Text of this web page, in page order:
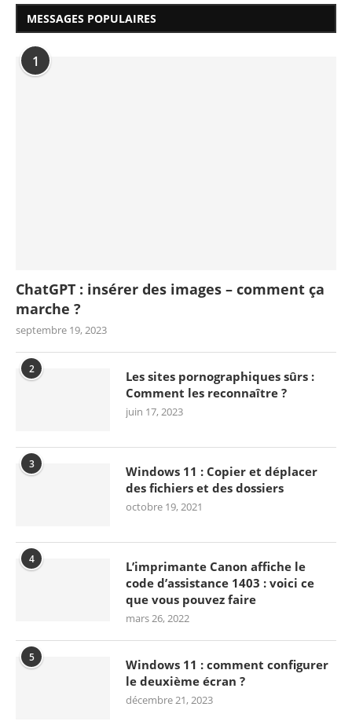
MESSAGES POPULAIRES
1
ChatGPT : insérer des images – comment ça
marche ?
septembre 19, 2023
2
Les sites pornographiques sûrs :
Comment les reconnaître ?
juin 17, 2023
3
Windows 11 : Copier et déplacer
des fichiers et des dossiers
octobre 19, 2021
4
L’imprimante Canon affiche le
code d’assistance 1403 : voici ce
que vous pouvez faire
mars 26, 2022
5
Windows 11 : comment configurer
le deuxième écran ?
décembre 21, 2023